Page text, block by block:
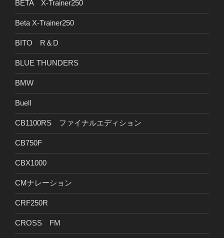
BETA X-Trainer250
Beta X-Trainer250
BITO R＆D
BLUE THUNDERS
BMW
Buell
CB1100RS ファイナルエディション
CB750F
CBX1000
CMナレーション
CRF250R
CROSS FM